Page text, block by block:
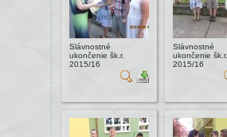
Slávnostné
ukončenie šk.r.
2015/16
Slávnostné
ukončenie šk.r.
2015/16